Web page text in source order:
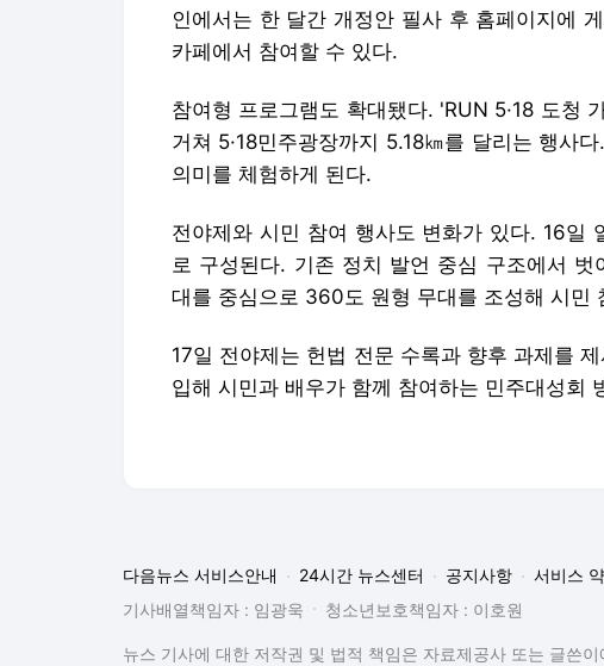
인에서는 한 달간 개정안 필사 후 홈페이지에
카페에서 참여할 수 있다.
참여형 프로그램도 확대됐다. 'RUN 5·18 도청
거쳐 5·18민주광장까지 5.18㎞를 달리는 행사
의미를 체험하게 된다.
전야제와 시민 참여 행사도 변화가 있다. 16일
로 구성된다. 기존 정치 발언 중심 구조에서
대를 중심으로 360도 원형 무대를 조성해 시민
17일 전야제는 헌법 전문 수록과 향후 과제를
입해 시민과 배우가 함께 참여하는 민주대성회
다음뉴스 서비스안내 24시간 뉴스센터 공지사항
서비스
기사배열책임자 : 임광욱
청소년보호책임자 : 이호원
뉴스 기사에 대한 저작권 및 법적 책임은 자료제공사 또는 글쓴